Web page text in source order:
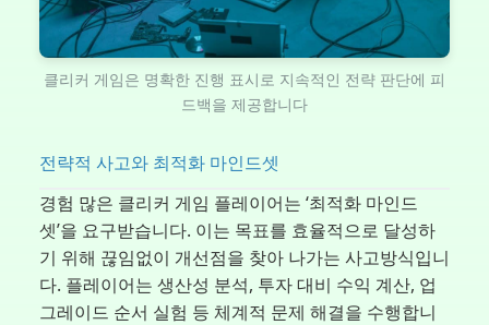
클리커 게임은 명확한 진행 표시로 지속적인 전략 판단에 피
드백을 제공합니다
전략적 사고와 최적화 마인드셋
경험 많은 클리커 게임 플레이어는 ‘최적화 마인드
셋’을 요구받습니다. 이는 목표를 효율적으로 달성하
기 위해 끊임없이 개선점을 찾아 나가는 사고방식입니
다. 플레이어는 생산성 분석, 투자 대비 수익 계산, 업
그레이드 순서 실험 등 체계적 문제 해결을 수행합니